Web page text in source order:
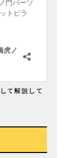
て解説して